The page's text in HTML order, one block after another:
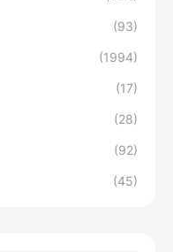
(93)
(1994)
(17)
(28)
(92)
(45)